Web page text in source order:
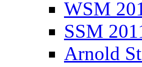
WSM
SSM
Arnold